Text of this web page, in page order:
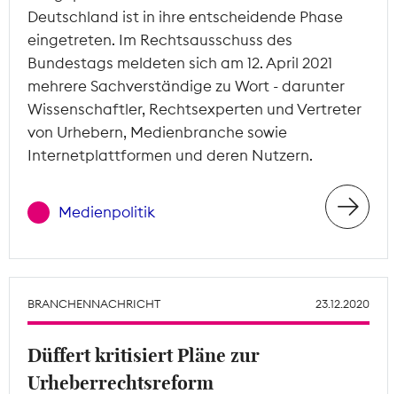
Deutschland ist in ihre entscheidende Phase
eingetreten. Im Rechtsausschuss des
Bundestags meldeten sich am 12. April 2021
mehrere Sachverständige zu Wort - darunter
Wissenschaftler, Rechtsexperten und Vertreter
von Urhebern, Medienbranche sowie
Internetplattformen und deren Nutzern.
Medienpolitik
BRANCHENNACHRICHT 23.12.2020
Düffert kritisiert Pläne zur
Urheberrechtsreform